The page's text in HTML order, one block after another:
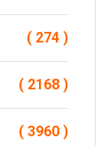
( 274 )
( 2168 )
( 3960 )